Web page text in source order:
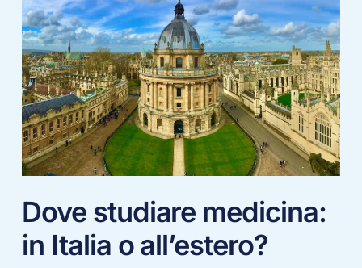
Dove studiare medicina:
in Italia o all’estero?